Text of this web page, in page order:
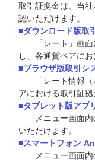
取引証拠金は、当
認いただけます。
■ダウンロード版取
「レート」画
し、各通貨ペアに
■ブラウザ版取引シ
「レート情報
アにおける取引証拠
■タブレット版アプ
メニュー画面
いただけます。
■スマートフォン
メニュー画面